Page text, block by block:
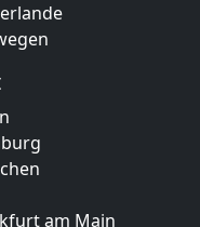
am Main